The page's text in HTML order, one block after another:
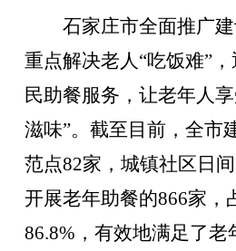
石家庄市全面推广建
重点解决老人“吃饭难”
民助餐服务，让老年人
滋味”。截至目前，全市
范点82家，城镇社区日
开展老年助餐的866家，
86.8%，有效地满足了老